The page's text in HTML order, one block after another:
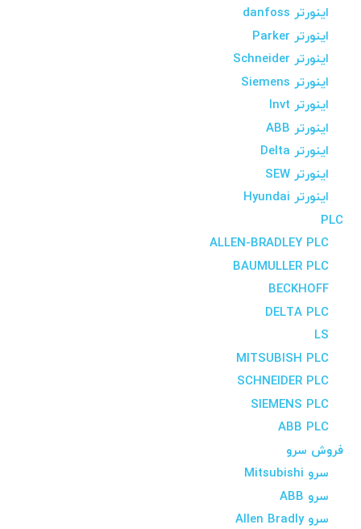
اینورتر danfoss
اینورتر Parker
اینورتر Schneider
اینورتر Siemens
اینورتر Invt
اینورتر ABB
اینورتر Delta
اینورتر SEW
اینورتر Hyundai
PLC
ALLEN-BRADLEY PLC
BAUMULLER PLC
BECKHOFF
DELTA PLC
LS
MITSUBISH PLC
SCHNEIDER PLC
SIEMENS PLC
ABB PLC
فروش سرو
سرو Mitsubishi
سرو ABB
سرو Allen Bradly